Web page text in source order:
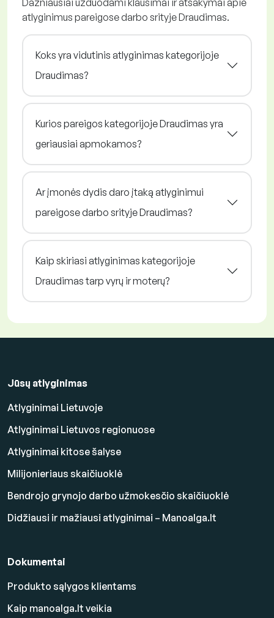
Dažniausiai užduodami klausimai ir atsakymai apie
atlyginimus pareigose darbo srityje Draudimas.
Koks yra vidutinis atlyginimas kategorijoje
Draudimas?
Kurios pareigos kategorijoje Draudimas yra
geriausiai apmokamos?
Ar įmonės dydis daro įtaką atlyginimui
pareigose darbo srityje Draudimas?
Kaip skiriasi atlyginimas kategorijoje
Draudimas tarp vyrų ir moterų?
Jūsų atlyginimas
Atlyginimai Lietuvoje
Atlyginimai Lietuvos regionuose
Atlyginimai kitose šalyse
Milijonieriaus skaičiuoklė
Bendrojo grynojo darbo užmokesčio skaičiuoklė
Didžiausi ir mažiausi atlyginimai – Manoalga.lt
Dokumentai
Produkto sąlygos klientams
Kaip manoalga.lt veikia